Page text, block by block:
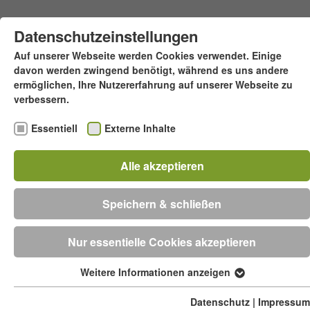
Zum Hauptinhalt springen
Westheider Weg 40 - 33775 Versmold Menü
Beratungstermin jetzt online buchen!
Datenschutzeinstellungen
Auf unserer Webseite werden Cookies verwendet. Einige
davon werden zwingend benötigt, während es uns andere
ermöglichen, Ihre Nutzererfahrung auf unserer Webseite zu
verbessern.
Essentiell Externe Inhalte
Alle akzeptieren
Speichern & schließen
Nur essentielle Cookies akzeptieren
Essentielle Cookies werden für grundlegende Funktionen
Weitere Informationen anzeigen
Datenschutz | Impressum